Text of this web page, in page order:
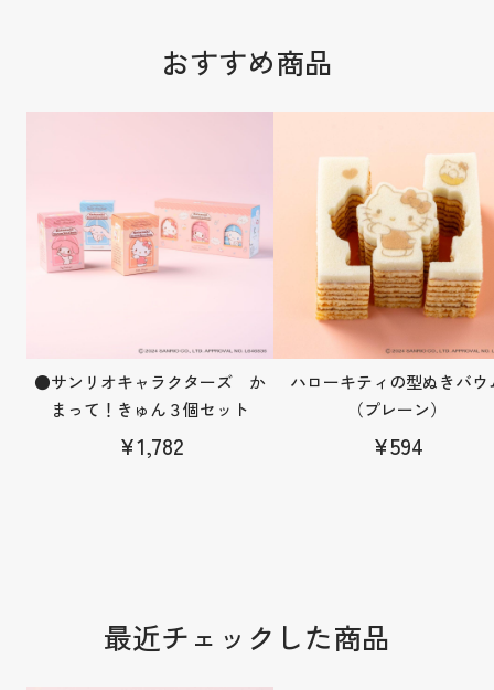
おすすめ商品
●サンリオキャラクターズ か
まって！きゅん３個セット
¥1,782
ハローキティの型ぬきバウ
（プレーン）
¥594
最近チェックした商品